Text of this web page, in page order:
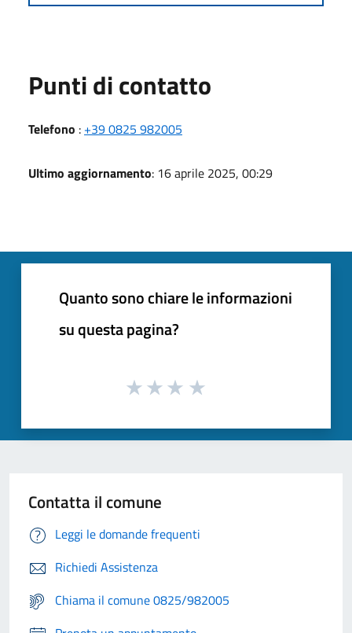
Punti di contatto
Telefono : +39 0825 982005
Ultimo aggiornamento: 16 aprile 2025, 00:29
Quanto sono chiare le informazioni
su questa pagina?
Contatta il comune
Leggi le domande frequenti
Richiedi Assistenza
Chiama il comune 0825/982005